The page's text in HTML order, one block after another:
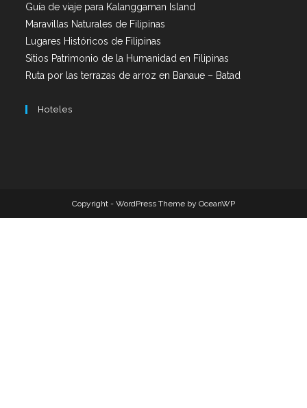
Guía de viaje para Kalanggaman Island
Maravillas Naturales de Filipinas
Lugares Históricos de Filipinas
Sitios Patrimonio de la Humanidad en Filipinas
Ruta por las terrazas de arroz en Banaue – Batad
Hoteles
Copyright - WordPress Theme by OceanWP